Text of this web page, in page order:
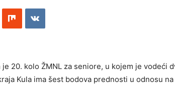
20. kolo ŽMNL za seniore, u kojem je vodeći
Kula ima šest bodova prednosti u odnosu